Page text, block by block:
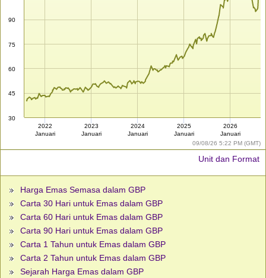
09/08/26 5:22 PM (GMT)
30
45
60
75
90
2022
Januari
2023
Januari
2024
Januari
2025
Januari
2026
Januari
Unit dan Format
Harga Emas Semasa dalam GBP
Carta 30 Hari untuk Emas dalam GBP
Carta 60 Hari untuk Emas dalam GBP
Carta 90 Hari untuk Emas dalam GBP
Carta 1 Tahun untuk Emas dalam GBP
Carta 2 Tahun untuk Emas dalam GBP
Sejarah Harga Emas dalam GBP